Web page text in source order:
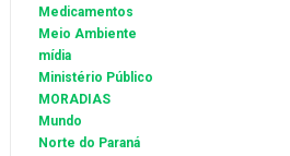
Medicamentos
Meio Ambiente
mídia
Ministério Público
MORADIAS
Mundo
Norte do Paraná